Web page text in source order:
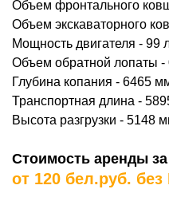
Объем фронтального
Объем экскаваторного
Мощность двигателя - 99
Объем обратной лопаты -
Глубина копания - 6465
Транспортная длина -
Высота разгрузки - 5148
Стоимость аренды за
от 120 бел.руб.